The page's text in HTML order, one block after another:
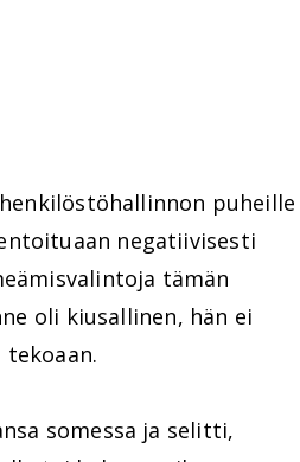
puheille
negatiivisesti
tämän
oli kiusallinen, hän ei
somessa ja selitti,